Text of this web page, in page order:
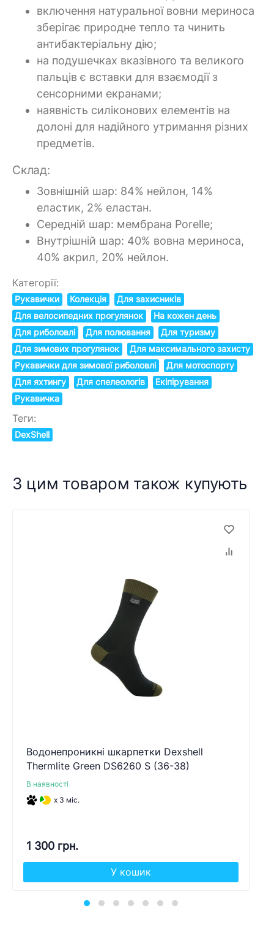
включення натуральної вовни мериноса
зберігає природне тепло та чинить
антибактеріальну дію;
на подушечках вказівного та великого
пальців є вставки для взаємодії з
сенсорними екранами;
наявність силіконових елементів на
долоні для надійного утримання різних
предметів.
Склад:
Зовнішній шар: 84% нейлон, 14%
еластик, 2% еластан.
Середній шар: мембрана Porelle;
Внутрішній шар: 40% вовна мериноса,
40% акрил, 20% нейлон.
Категорії:
Рукавички Колекція
Для захисників
Для велосипедних прогулянок
На кожен день
Для риболовлі
Для полювання
Для туризму
Для зимових прогулянок
Для максимального захисту
Рукавички для зимової риболовлі
Для мотоспорту
Для яхтингу
Для спелеологів
Екіпірування
Рукавичка
Теги:
DexShell
З цим товаром також купують
Водонепроникні шкарпетки Dexshell
Thermlite Green DS6260 S (36-38)
В наявності
x 3 міс.
1 300 грн.
У кошик